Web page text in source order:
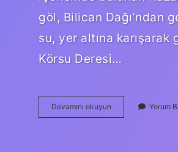
göl, Bilican Dağı’ndan
su, yer altına karışarak
Körsu Deresi…
Devamını okuyun
Bulanık
Yorum